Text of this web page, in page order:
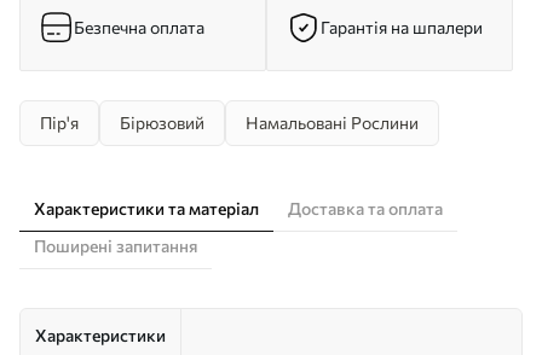
Безпечна оплата Гарантія на шпалери
Пір'я Бірюзовий Намальовані Рослини
Характеристики та матеріал
Доставка та оплата
Поширені запитання
Характеристики